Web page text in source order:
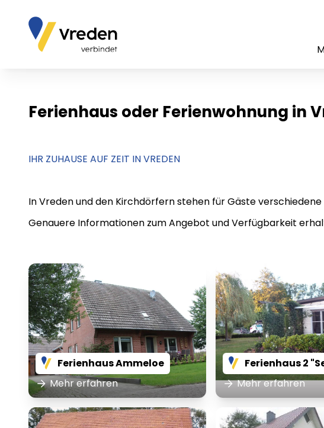
Ferienhaus oder Ferienwohnung in
IHR ZUHAUSE AUF ZEIT IN VREDEN
In Vreden und den Kirchdörfern stehen für Gäste
Genauere Informationen zum Angebot und Verfügbarkeit
Ferienhaus Ammeloe
Mehr erfahren
Ferienhaus 2
Mehr erfahren